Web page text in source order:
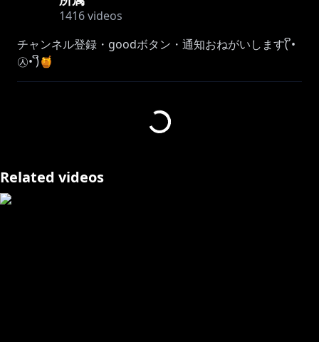
1416videos
チャンネル登録・goodボタン・通知おねがいします( ິ•
㉦• )ິ🍯
【8/2 リアルイベント情報】
https://www.nijisanji.jp/events/nijifanparty/ratna_pe
https://x.com/milkweed_p/status/1940798404793454
Related videos